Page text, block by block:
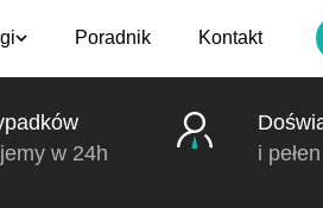
Poradnik Kontakt
w 24h
i